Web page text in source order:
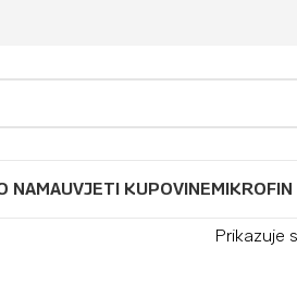
NAMAUVJETI KUPOVINE
Prikazuje